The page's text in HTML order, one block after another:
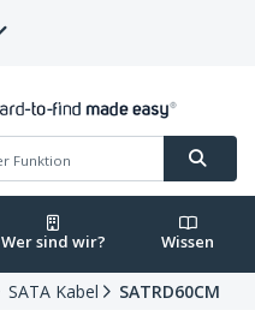
Wer sind wir? Wissen
SATA Kabel
SATRD60CM